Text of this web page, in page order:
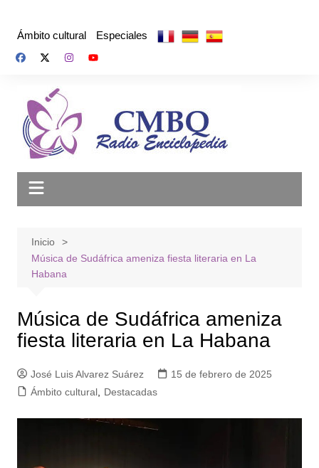
Ámbito cultural Especiales
Inicio
Música de Sudáfrica ameniza fiesta literaria en La
Habana
Música de Sudáfrica ameniza
fiesta literaria en La Habana
José Luis Alvarez Suárez
15 de febrero de 2025
Ámbito cultural, Destacadas